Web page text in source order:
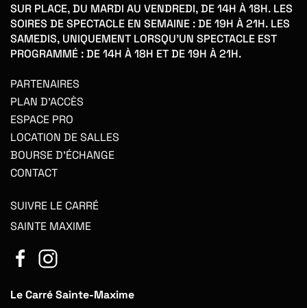
SUR PLACE, DU MARDI AU VENDREDI, DE 14H À 18H. LES
SOIRES DE SPECTACLE EN SEMAINE : DE 19H À 21H. LES
SAMEDIS, UNIQUEMENT LORSQU'UN SPECTACLE EST
PROGRAMMÉ : DE 14H À 18H ET DE 19H À 21H.
PARTENAIRES
PLAN D'ACCÈS
ESPACE PRO
LOCATION DE SALLES
BOURSE D'ÉCHANGE
CONTACT
SUIVRE LE CARRÉ
SAINTE MAXIME
Le Carré Sainte-Maxime